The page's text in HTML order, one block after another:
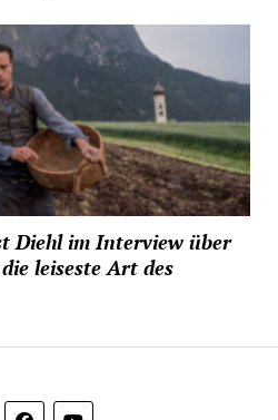
Diehl im Interview über
leiseste Art des